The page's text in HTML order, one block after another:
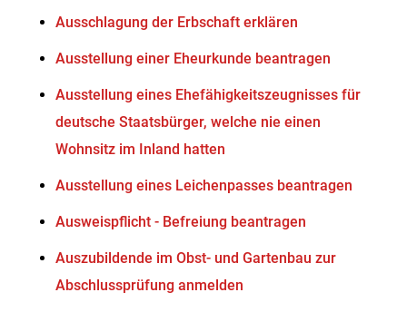
Ausschlagung der Erbschaft erklären
Ausstellung einer Eheurkunde beantragen
Ausstellung eines Ehefähigkeitszeugnisses für
deutsche Staatsbürger, welche nie einen
Wohnsitz im Inland hatten
Ausstellung eines Leichenpasses beantragen
Ausweispflicht - Befreiung beantragen
Auszubildende im Obst- und Gartenbau zur
Abschlussprüfung anmelden